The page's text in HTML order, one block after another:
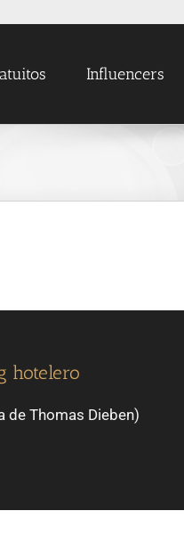
Influencers
hotelero
de Thomas Dieben)